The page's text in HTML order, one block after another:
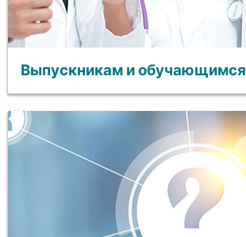
Выпускникам и обучающимся